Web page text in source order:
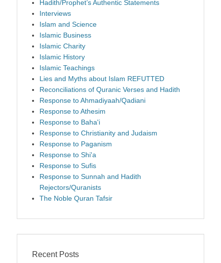
Hadith/Prophet’s Authentic Statements
Interviews
Islam and Science
Islamic Business
Islamic Charity
Islamic History
Islamic Teachings
Lies and Myths about Islam REFUTTED
Reconciliations of Quranic Verses and Hadith
Response to Ahmadiyaah/Qadiani
Response to Athesim
Response to Baha'i
Response to Christianity and Judaism
Response to Paganism
Response to Shi'a
Response to Sufis
Response to Sunnah and Hadith
Rejectors/Quranists
The Noble Quran Tafsir
Recent Posts